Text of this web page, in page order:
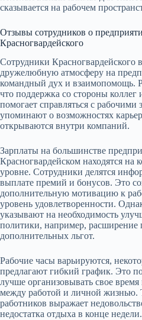
сказывается на рабочем
Отзывы сотрудников о
Красногвардейского
Сотрудники Красногвардейского
дружелюбную атмосферу на
командный дух и взаимопомощь.
что поддержка со стороны коллег
помогает справляться с
упоминают о возможностях
открываются внутри компаний.
Зарплаты на большинстве
Красногвардейском находятся на
уровне. Сотрудники делятся
выплате премий и бонусов. Это
дополнительную мотивацию к
уровень удовлетворенности.
указывают на необходимость
политики, например, расширение
дополнительных льгот.
Рабочие часы варьируются,
предлагают гибкий график. Это
лучше организовывать свое время
между работой и личной жизнью.
работников выражает
недостатка отдыха в конце недели.